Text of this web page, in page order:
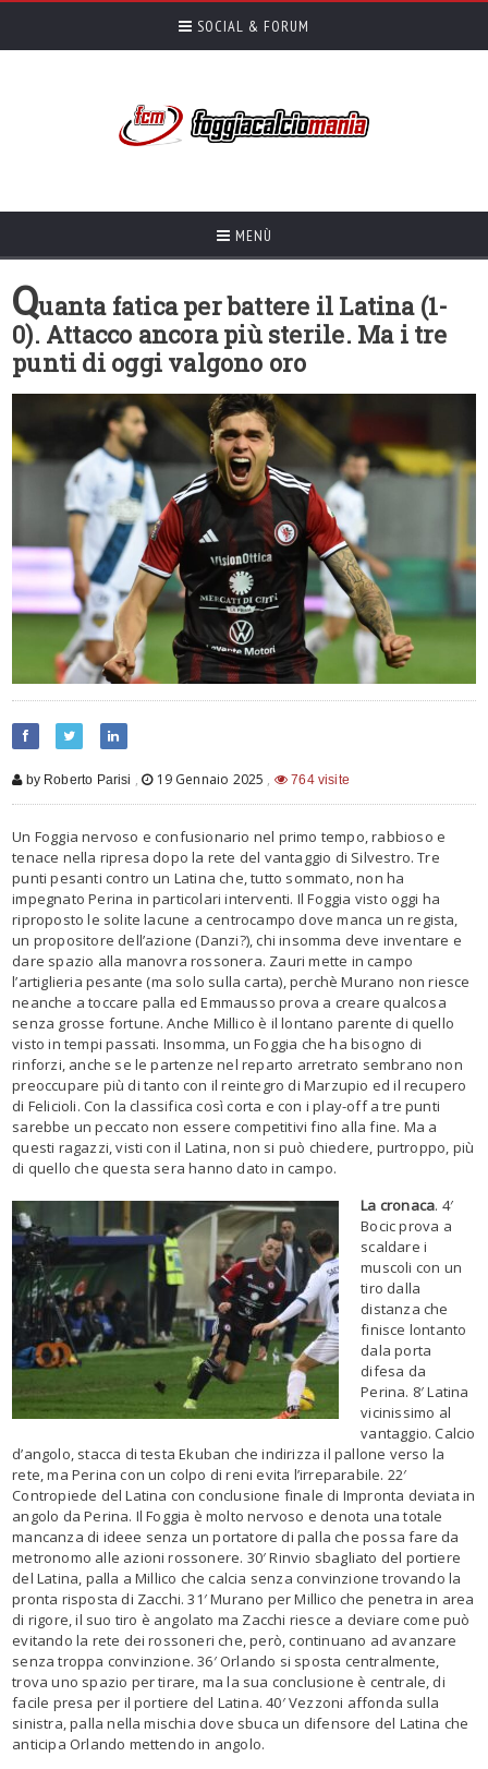
SOCIAL & FORUM
MENÙ
Quanta fatica per battere il Latina (1-
0). Attacco ancora più sterile. Ma i tre
punti di oggi valgono oro
by Roberto Parisi , 19 Gennaio 2025 , 764 visite
Un Foggia nervoso e confusionario nel primo tempo, rabbioso e
tenace nella ripresa dopo la rete del vantaggio di Silvestro. Tre
punti pesanti contro un Latina che, tutto sommato, non ha
impegnato Perina in particolari interventi. Il Foggia visto oggi ha
riproposto le solite lacune a centrocampo dove manca un regista,
un propositore dell’azione (Danzi?), chi insomma deve inventare e
dare spazio alla manovra rossonera. Zauri mette in campo
l’artiglieria pesante (ma solo sulla carta), perchè Murano non riesce
neanche a toccare palla ed Emmausso prova a creare qualcosa
senza grosse fortune. Anche Millico è il lontano parente di quello
visto in tempi passati. Insomma, un Foggia che ha bisogno di
rinforzi, anche se le partenze nel reparto arretrato sembrano non
preoccupare più di tanto con il reintegro di Marzupio ed il recupero
di Felicioli. Con la classifica così corta e con i play-off a tre punti
sarebbe un peccato non essere competitivi fino alla fine. Ma a
questi ragazzi, visti con il Latina, non si può chiedere, purtroppo, più
di quello che questa sera hanno dato in campo.
La cronaca. 4′
Bocic prova a
scaldare i
muscoli con un
tiro dalla
distanza che
finisce lontanto
dala porta
difesa da
Perina. 8′ Latina
vicinissimo al
vantaggio. Calcio
d’angolo, stacca di testa Ekuban che indirizza il pallone verso la
rete, ma Perina con un colpo di reni evita l’irreparabile. 22′
Contropiede del Latina con conclusione finale di Impronta deviata in
angolo da Perina. Il Foggia è molto nervoso e denota una totale
mancanza di ideee senza un portatore di palla che possa fare da
metronomo alle azioni rossonere. 30′ Rinvio sbagliato del portiere
del Latina, palla a Millico che calcia senza convinzione trovando la
pronta risposta di Zacchi. 31′ Murano per Millico che penetra in area
di rigore, il suo tiro è angolato ma Zacchi riesce a deviare come può
evitando la rete dei rossoneri che, però, continuano ad avanzare
senza troppa convinzione. 36′ Orlando si sposta centralmente,
trova uno spazio per tirare, ma la sua conclusione è centrale, di
facile presa per il portiere del Latina. 40′ Vezzoni affonda sulla
sinistra, palla nella mischia dove sbuca un difensore del Latina che
anticipa Orlando mettendo in angolo.